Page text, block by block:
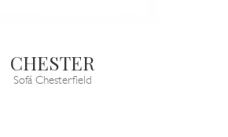
CHESTER
Sofá Chesterfield